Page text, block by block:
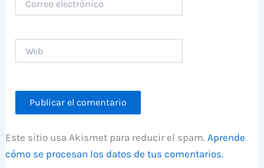
electrónico
Este sitio usa Akismet para reducir el spam.Aprende
cómo se procesan los datos de tus comentarios.